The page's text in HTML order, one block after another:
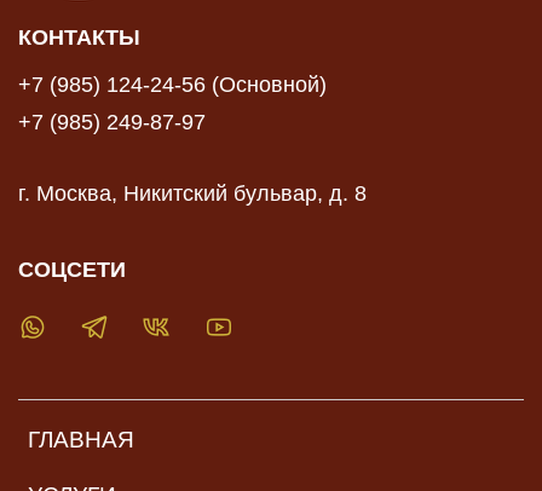
ГЛАВНАЯ
КОНТАКТЫ
+7 (985) 124-24-56 (Основной)
+7 (985) 249-87-97
г. Москва, Никитский бульвар, д. 8
СОЦСЕТИ